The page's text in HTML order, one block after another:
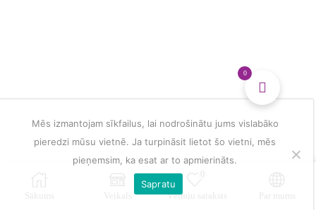
Sākums Veikals Vēlmju saraksts Par mums
0
Mēs izmantojam sīkfailus, lai nodrošinātu jums vislabāko
pieredzi mūsu vietnē. Ja turpināsit lietot šo vietni, mēs
pieņemsim, ka esat ar to apmierināts.
Sapratu